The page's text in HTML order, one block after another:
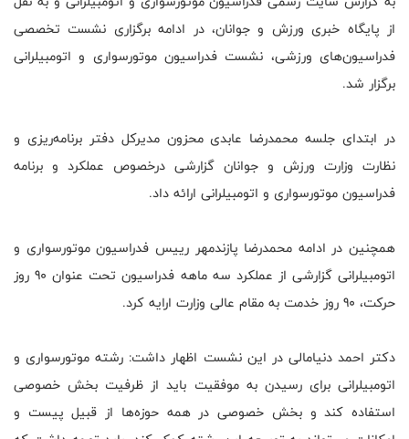
از پایگاه خبری ورزش و جوانان، در ادامه برگزاری نشست تخصصی
فدراسیون‌های ورزشی، نشست فدراسیون موتورسواری و اتومبیلرانی
برگزار شد.
در ابتدای جلسه محمدرضا عابدی محزون مدیرکل دفتر برنامه‌ریزی و
نظارت وزارت ورزش و جوانان گزارشی درخصوص عملکرد و برنامه
فدراسیون موتورسواری و اتومبیلرانی ارائه داد.
همچنین در ادامه محمدرضا پازندمهر رییس فدراسیون موتورسواری و
اتومبیلرانی گزارشی از عملکرد سه ماهه فدراسیون تحت عنوان 90 روز
حرکت، 90 روز خدمت به مقام عالی وزارت ارایه کرد.
دکتر احمد دنیامالی در این نشست اظهار داشت: رشته موتورسواری و
اتومبیلرانی برای رسیدن به موفقیت باید از ظرفیت بخش خصوصی
استفاده کند و بخش خصوصی در همه حوزه‌ها از قبیل پیست و